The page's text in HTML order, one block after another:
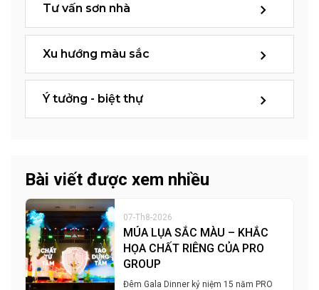
Tư vấn sơn nhà
Xu hướng màu sắc
Ý tưởng - biệt thự
Bài viết được xem nhiều
07-Th8-2026
MÚA LỤA SẮC MÀU – KHẮC
HỌA CHẤT RIÊNG CỦA PRO
GROUP
Đêm Gala Dinner kỷ niệm 15 năm PRO